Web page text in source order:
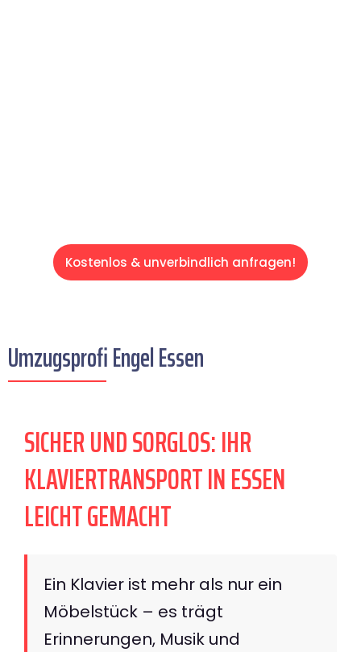
Kostenlos & unverbindlich anfragen!
Umzugsprofi Engel Essen
SICHER UND SORGLOS: IHR
KLAVIERTRANSPORT IN ESSEN
LEICHT GEMACHT
Ein Klavier ist mehr als nur ein
Möbelstück – es trägt
Erinnerungen, Musik und